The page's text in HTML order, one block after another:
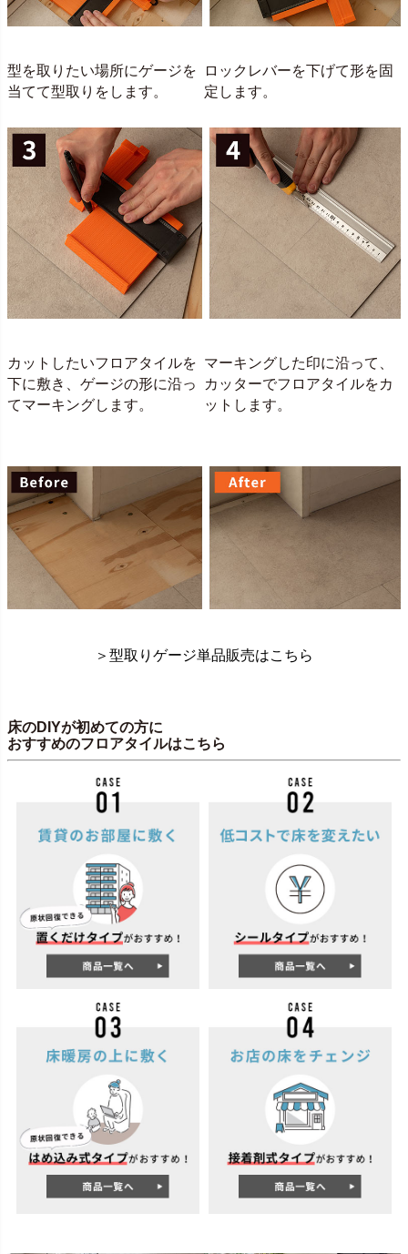
型を取りたい場所にゲージを
当てて型取りをします。
ロックレバーを下げて形を固
定します。
カットしたいフロアタイルを
下に敷き、ゲージの形に沿っ
てマーキングします。
マーキングした印に沿って、
カッターでフロアタイルをカ
ットします。
＞型取りゲージ単品販売はこちら
床のDIYが初めての方に
おすすめのフロアタイルはこちら